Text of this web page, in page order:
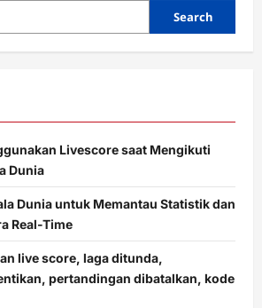
Search
Livescore saat Mengikuti
Dunia
Dunia untuk Memantau Statistik dan
Real-Time
live score, laga ditunda,
pertandingan dibatalkan, kode